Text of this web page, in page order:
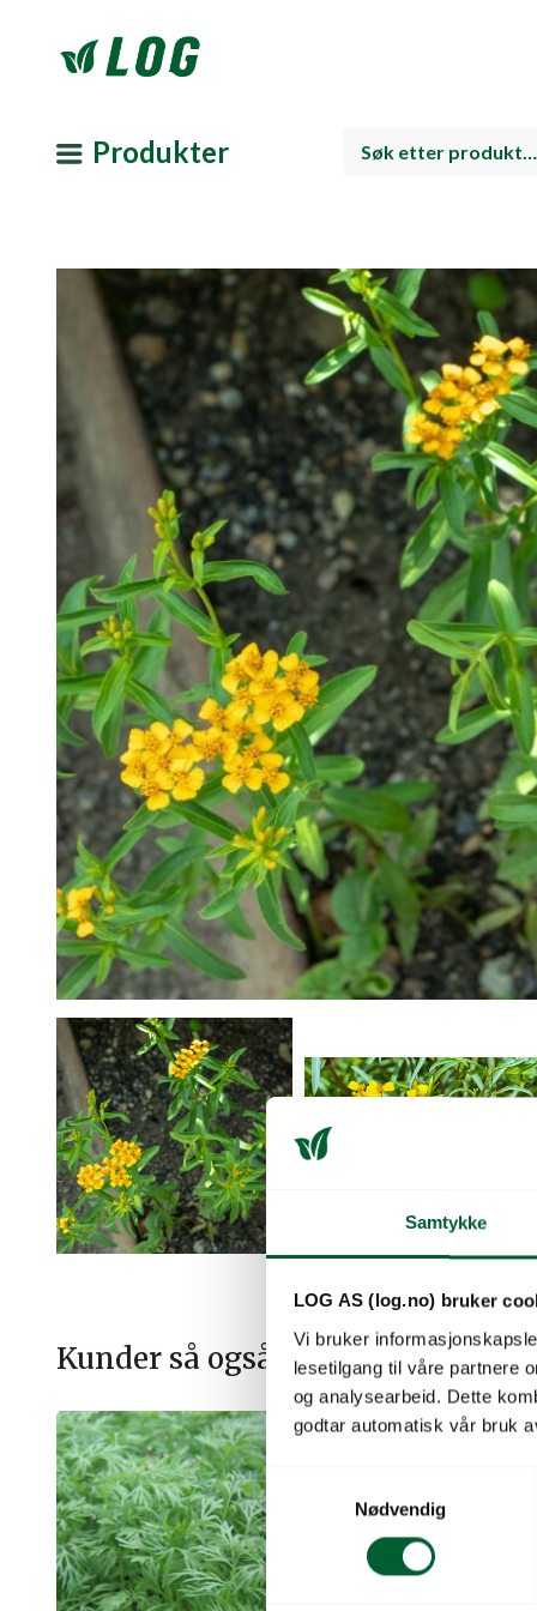
Samtykke
LOG AS (log.no) bruker
Vi bruker
lesetilgang til våre partnere
og analysearbeid. Dette
godtar automatisk vår bruk
S
a
m
t
y
Nødvendig
Produkter
Kunder så også på